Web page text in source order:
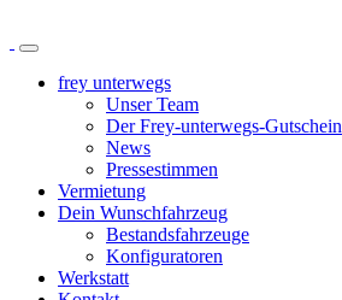
frey unterwegs
Unser Team
Der Frey-unterwegs-Gutschein
News
Pressestimmen
Vermietung
Dein Wunschfahrzeug
Bestandsfahrzeuge
Konfiguratoren
Werkstatt